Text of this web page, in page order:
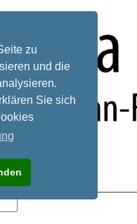
zu
und die
Sie sich